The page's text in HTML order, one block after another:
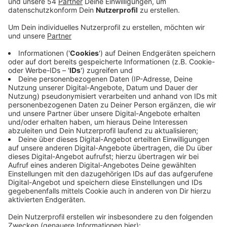
Anzeige
Grund dafür ist die Veranstaltung "Kappesfest und
Jahrhundertfeier". Verkaufsoffene Sonn- und
Feiertage sind oft ein Diskussionsthema. Im April
hatte der Rat schon sechs Sonntage für die
Verkaufsöffnung in diesem Jahr freigegeben. Die
Zukunft Rheindahlen e.V. hatte jetzt einen Antrag dazu
gestellt, dass auch diese Woche Sonntag die
Geschäfte im Stadtteil offen bleiben sollen - im
Zusammenhang mit dem örtlichen Fest. Auch der
Handelsverband, die Handwerkskammer, und die IHK
äußern sich positiv dazu. Verdi kritisiert die
Verkaufsöffnung aber, weil die Beschäftigten im
Einzelhandel ihren freien Sonntag opfern müssen. Im
oder Feiertage geben.